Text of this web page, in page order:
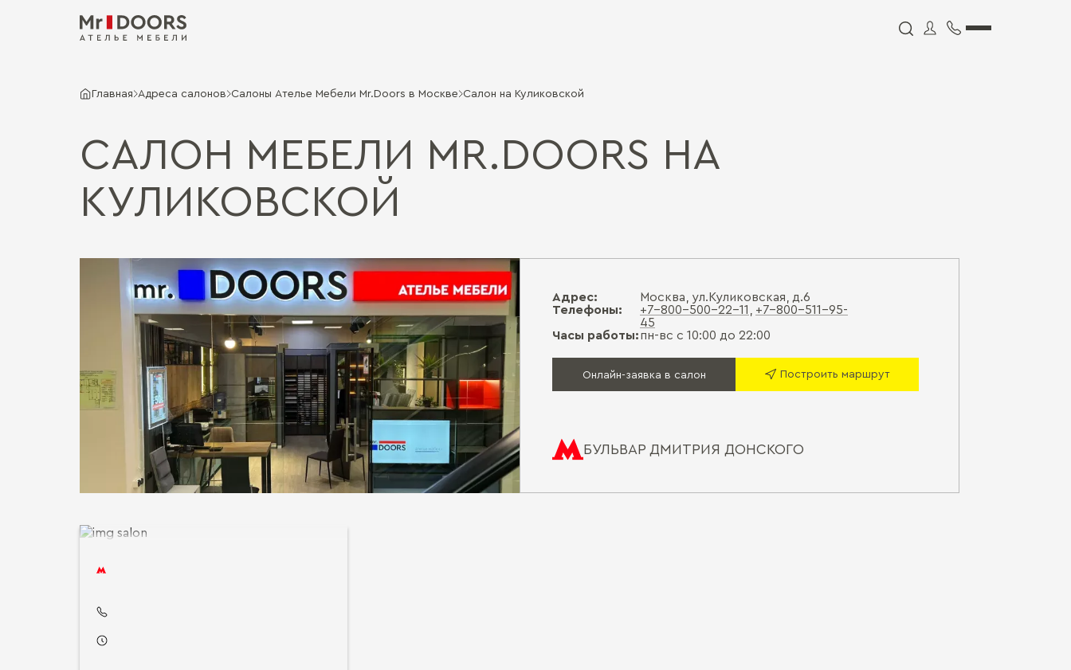
Главная Адреса салонов Салоны Ателье Мебели Mr.Doors в Москве Салон на Куликовской
САЛОН МЕБЕЛИ MR.DOORS НА
КУЛИКОВСКОЙ
Адрес:
Москва, ул.Куликовская, д.6
Телефоны:
+7-800-500-22-11
+7-800-511-95-
45
Часы работы:пн-вс с 10:00 до 22:00
Онлайн-заявка в салон Построить маршрут
БУЛЬВАР ДМИТРИЯ ДОНСКОГО